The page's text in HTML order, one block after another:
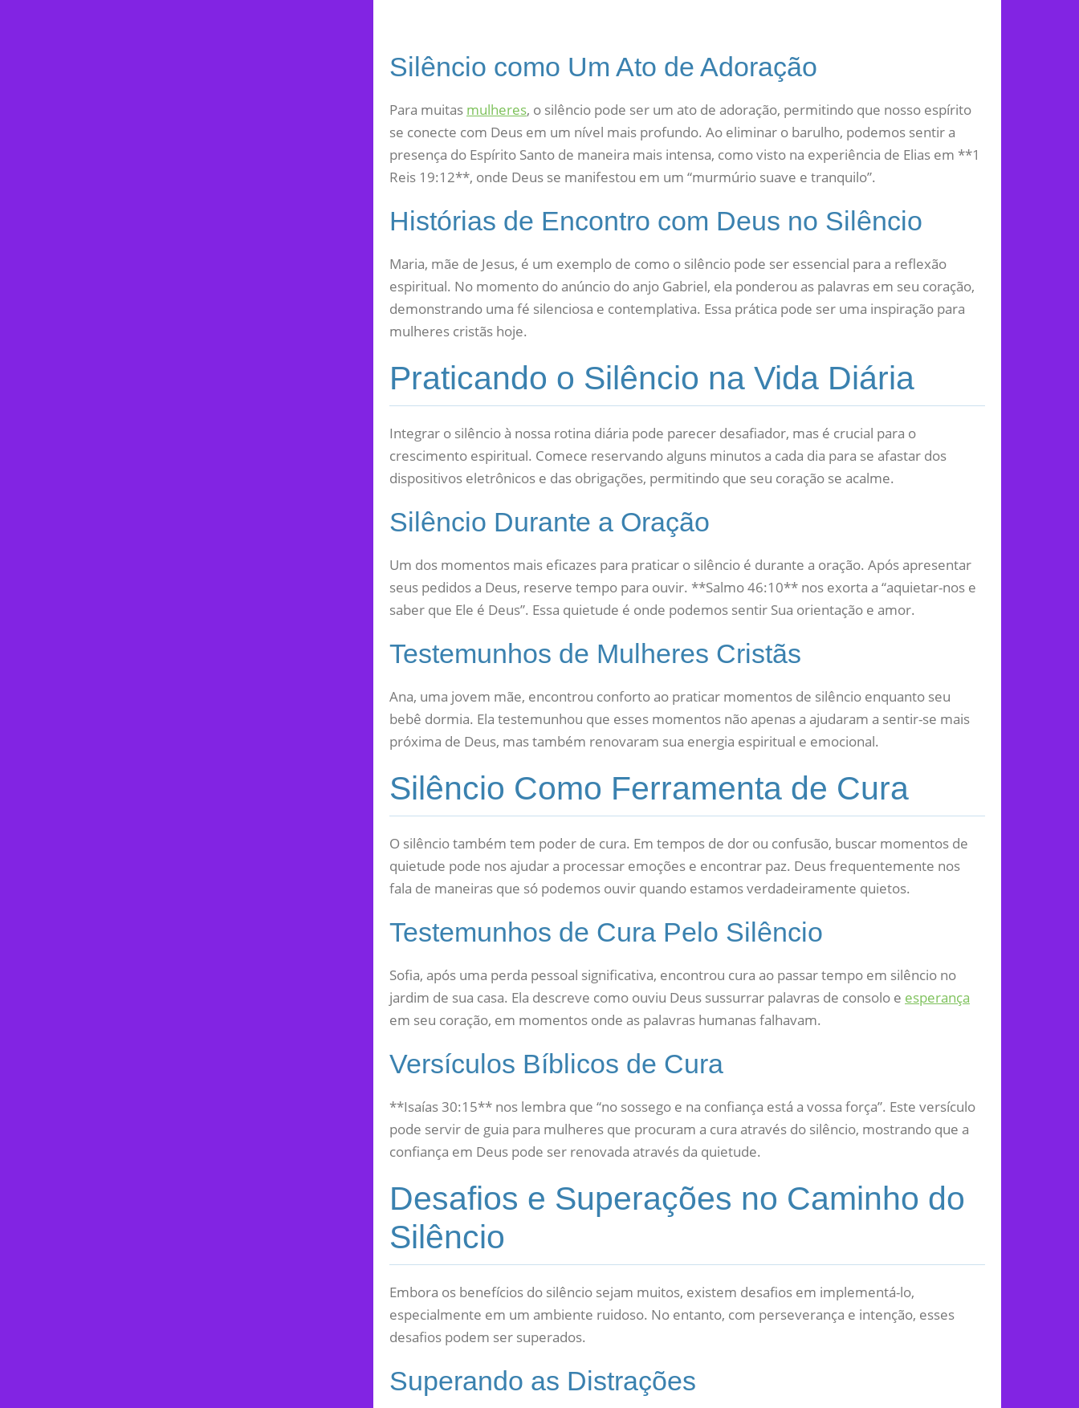
Silêncio como Um Ato de Adoração
Para muitas mulheres, o silêncio pode ser um ato de adoração, permitindo que nosso espírito
se conecte com Deus em um nível mais profundo. Ao eliminar o barulho, podemos sentir a
presença do Espírito Santo de maneira mais intensa, como visto na experiência de Elias em **1
Reis 19:12**, onde Deus se manifestou em um “murmúrio suave e tranquilo”.
Histórias de Encontro com Deus no Silêncio
Maria, mãe de Jesus, é um exemplo de como o silêncio pode ser essencial para a reflexão
espiritual. No momento do anúncio do anjo Gabriel, ela ponderou as palavras em seu coração,
demonstrando uma fé silenciosa e contemplativa. Essa prática pode ser uma inspiração para
mulheres cristãs hoje.
Praticando o Silêncio na Vida Diária
Integrar o silêncio à nossa rotina diária pode parecer desafiador, mas é crucial para o
crescimento espiritual. Comece reservando alguns minutos a cada dia para se afastar dos
dispositivos eletrônicos e das obrigações, permitindo que seu coração se acalme.
Silêncio Durante a Oração
Um dos momentos mais eficazes para praticar o silêncio é durante a oração. Após apresentar
seus pedidos a Deus, reserve tempo para ouvir. **Salmo 46:10** nos exorta a “aquietar-nos e
saber que Ele é Deus”. Essa quietude é onde podemos sentir Sua orientação e amor.
Testemunhos de Mulheres Cristãs
Ana, uma jovem mãe, encontrou conforto ao praticar momentos de silêncio enquanto seu
bebê dormia. Ela testemunhou que esses momentos não apenas a ajudaram a sentir-se mais
próxima de Deus, mas também renovaram sua energia espiritual e emocional.
Silêncio Como Ferramenta de Cura
O silêncio também tem poder de cura. Em tempos de dor ou confusão, buscar momentos de
quietude pode nos ajudar a processar emoções e encontrar paz. Deus frequentemente nos
fala de maneiras que só podemos ouvir quando estamos verdadeiramente quietos.
Testemunhos de Cura Pelo Silêncio
Sofia, após uma perda pessoal significativa, encontrou cura ao passar tempo em silêncio no
jardim de sua casa. Ela descreve como ouviu Deus sussurrar palavras de consolo e esperança
em seu coração, em momentos onde as palavras humanas falhavam.
Versículos Bíblicos de Cura
**Isaías 30:15** nos lembra que “no sossego e na confiança está a vossa força”. Este versículo
pode servir de guia para mulheres que procuram a cura através do silêncio, mostrando que a
confiança em Deus pode ser renovada através da quietude.
Desafios e Superações no Caminho do
Silêncio
Embora os benefícios do silêncio sejam muitos, existem desafios em implementá-lo,
especialmente em um ambiente ruidoso. No entanto, com perseverança e intenção, esses
desafios podem ser superados.
Superando as Distrações